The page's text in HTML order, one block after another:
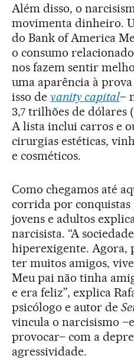
Além disso, o
movimenta dinheiro.
do Bank of America
o consumo
nos fazem sentir
uma aparência à
isso de vanity capital–
3,7 trilhões de dólares
A lista inclui carros e
cirurgias estéticas,
e cosméticos.
Como chegamos até
corrida por conquistas
jovens e adultos
narcisista. “A
hiperexigente. Agora,
ter muitos amigos,
Meu pai não tinha
e era feliz”, explica
psicólogo e autor de
vincula o narcisismo
provocar– com a
agressividade.